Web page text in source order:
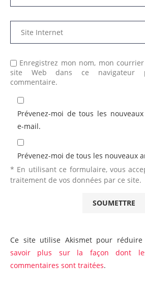
Enregistrez mon nom, mon
site Web dans ce navigateur
commentaire.
Prévenez-moi de tous les
e-mail.
Prévenez-moi de tous les nouveaux
* En utilisant ce formulaire, vous
traitement de vos données par ce site.
Ce site utilise Akismet pour réduire
savoir plus sur la façon dont
commentaires sont traitées.